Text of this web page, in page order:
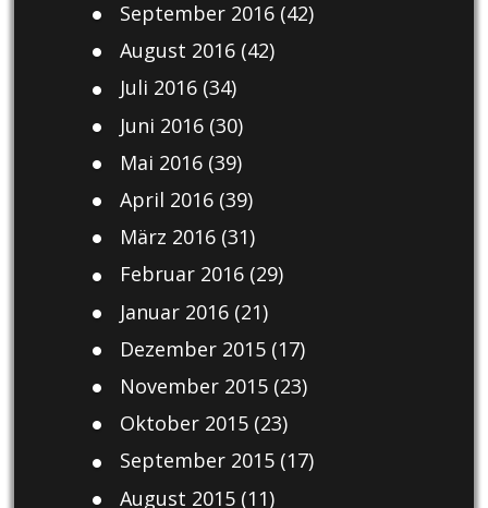
September 2016(42)
August 2016(42)
Juli 2016(34)
Juni 2016(30)
Mai 2016(39)
April 2016(39)
März 2016(31)
Februar 2016(29)
Januar 2016(21)
Dezember 2015(17)
November 2015(23)
Oktober 2015(23)
September 2015(17)
August 2015(11)